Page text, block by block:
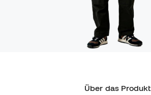
Über das Produkt